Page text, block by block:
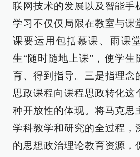
联网技术的发展以及智能手
学习不仅仅局限在教室与课
课要运用包括慕课、雨课
生“随时随地上课”，使学生
育、得到指导。三是指理念
思政课程向课程思政转化这
种开放性的体现。将马克思
学科教学和研究的全过程，
的思想政治理论教育资源，